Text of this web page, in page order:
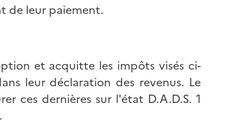
de leur paiement.
et acquitte les impôts visés ci-
leur déclaration des revenus. Le
ces dernières sur l'état D.A.D.S. 1